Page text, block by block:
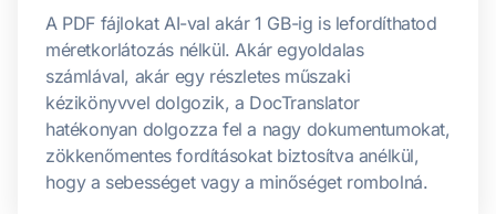
A PDF fájlokat AI-val akár 1 GB-ig is lefordíthatod
méretkorlátozás nélkül. Akár egyoldalas
számlával, akár egy részletes műszaki
kézikönyvvel dolgozik, a DocTranslator
hatékonyan dolgozza fel a nagy dokumentumokat,
zökkenőmentes fordításokat biztosítva anélkül,
hogy a sebességet vagy a minőséget rombolná.